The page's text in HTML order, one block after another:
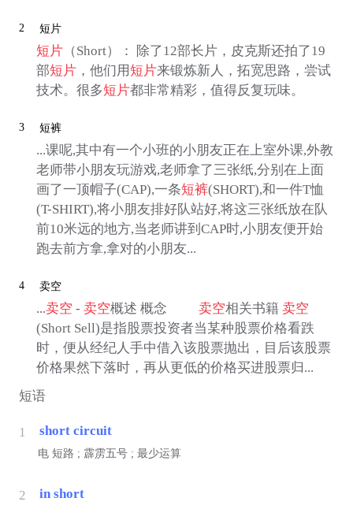
2 短片
短片（Short）： 除了12部长片，皮克斯还拍了19
部短片，他们用短片来锻炼新人，拓宽思路，尝试
技术。很多短片都非常精彩，值得反复玩味。
3 短裤
...课呢,其中有一个小班的小朋友正在上室外课,外教
老师带小朋友玩游戏,老师拿了三张纸,分别在上面
画了一顶帽子(CAP),一条短裤(SHORT),和一件T恤
(T-SHIRT),将小朋友排好队站好,将这三张纸放在队
前10米远的地方,当老师讲到CAP时,小朋友便开始
跑去前方拿,拿对的小朋友...
4 卖空
...卖空 - 卖空概述 概念 卖空相关书籍 卖空
(Short Sell)是指股票投资者当某种股票价格看跌
时，便从经纪人手中借入该股票抛出，目后该股票
价格果然下落时，再从更低的价格买进股票归...
短语
1 short circuit
电 短路 ; 霹雳五号 ; 最少运算
2 in short